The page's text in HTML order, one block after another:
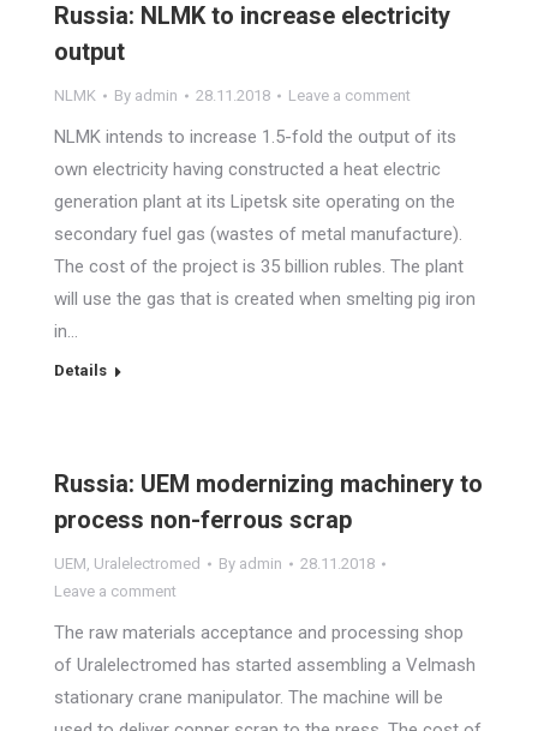
Russia: NLMK to increase electricity
output
NLMK By admin 28.11.2018 Leave a comment
NLMK intends to increase 1.5-fold the output of its
own electricity having constructed a heat electric
generation plant at its Lipetsk site operating on the
secondary fuel gas (wastes of metal manufacture).
The cost of the project is 35 billion rubles. The plant
will use the gas that is created when smelting pig iron
in…
Details
Russia: UEM modernizing machinery to
process non-ferrous scrap
UEM, Uralelectromed By admin
28.11.2018
Leave a comment
The raw materials acceptance and processing shop
of Uralelectromed has started assembling a Velmash
stationary crane manipulator. The machine will be